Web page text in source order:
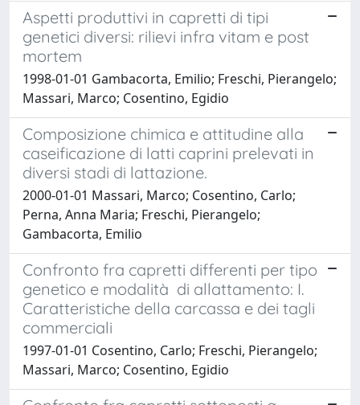
Aspetti produttivi in capretti di tipi
genetici diversi: rilievi infra vitam e post
mortem
1998-01-01 Gambacorta, Emilio; Freschi, Pierangelo;
Massari, Marco; Cosentino, Egidio
Composizione chimica e attitudine alla
caseificazione di latti caprini prelevati in
diversi stadi di lattazione.
2000-01-01 Massari, Marco; Cosentino, Carlo;
Perna, Anna Maria; Freschi, Pierangelo;
Gambacorta, Emilio
Confronto fra capretti differenti per tipo
genetico e modalità di allattamento: I.
Caratteristiche della carcassa e dei tagli
commerciali
1997-01-01 Cosentino, Carlo; Freschi, Pierangelo;
Massari, Marco; Cosentino, Egidio